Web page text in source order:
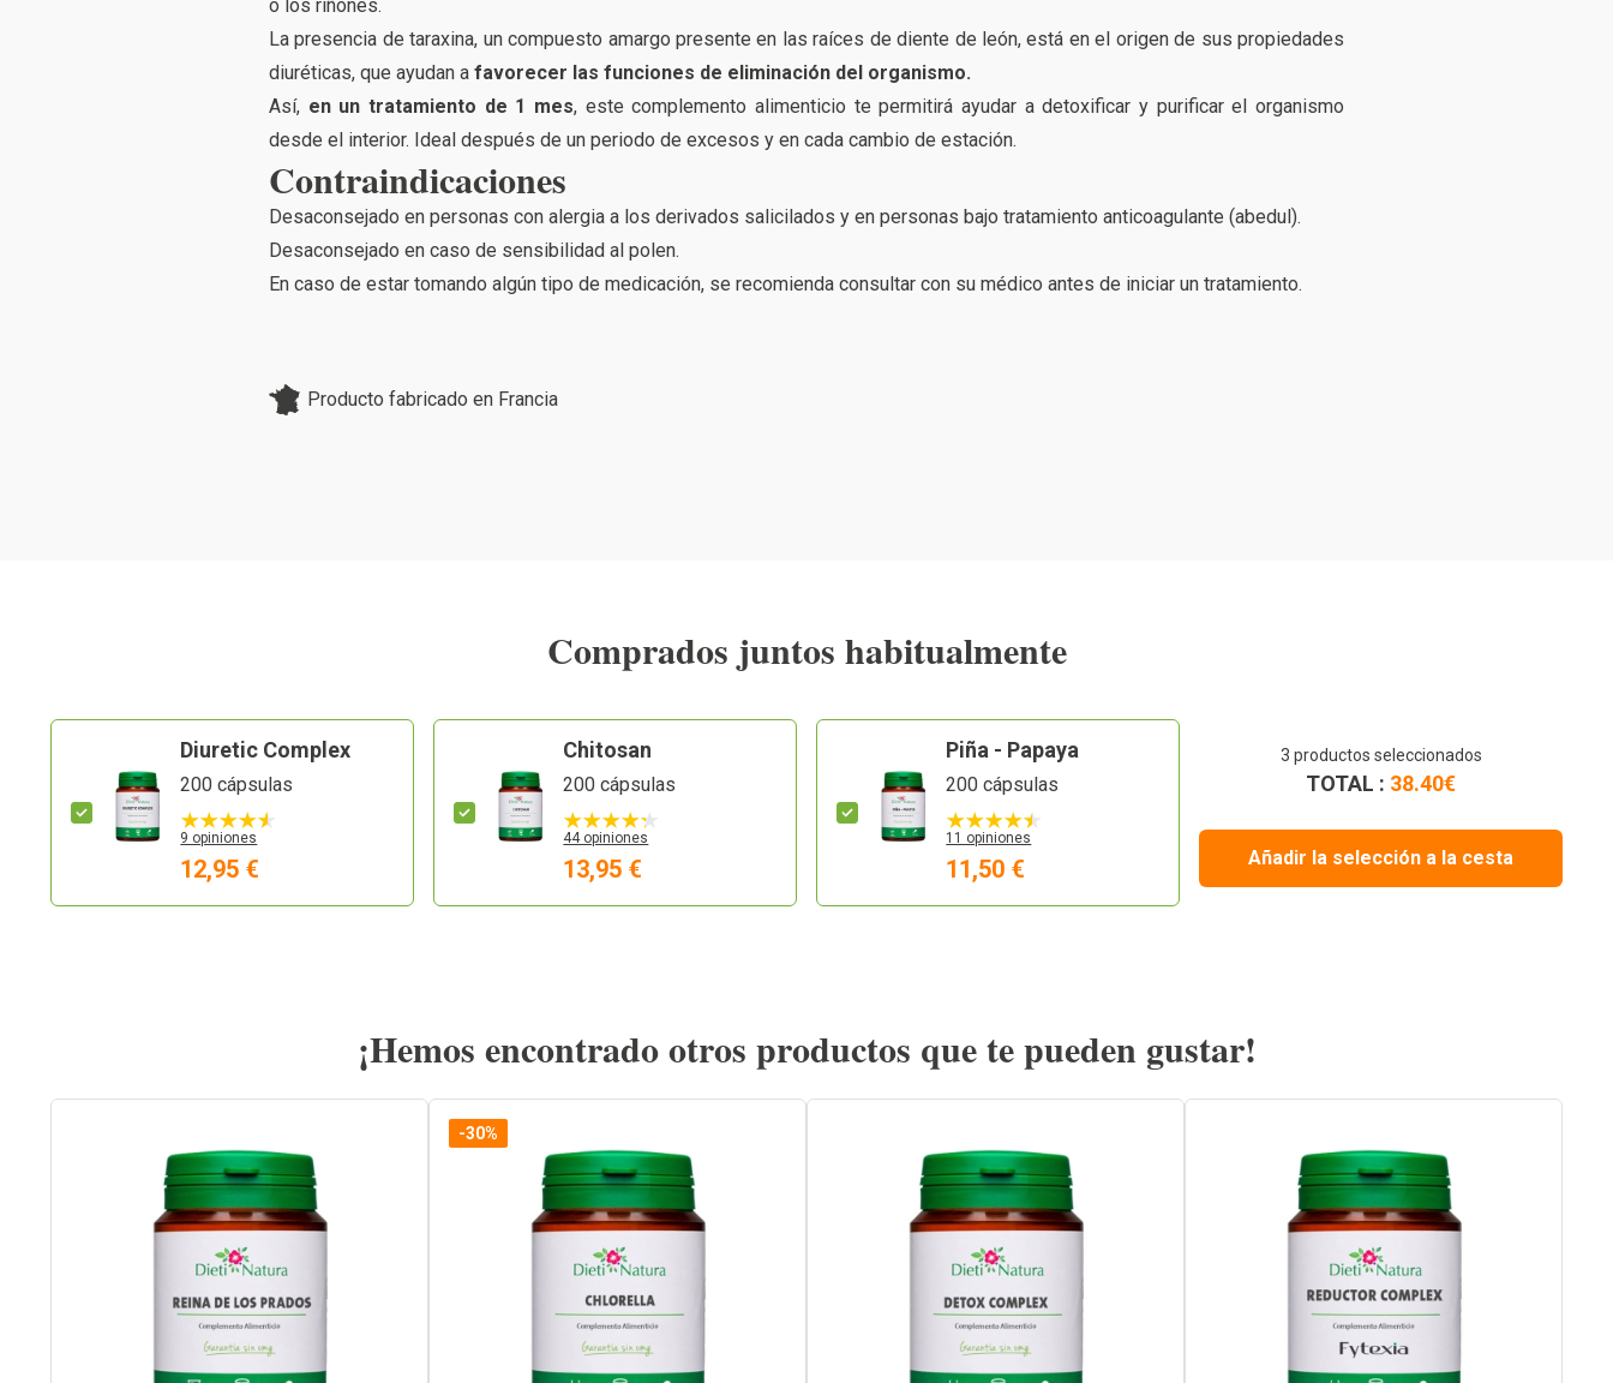
o los riñones.
La presencia de taraxina, un compuesto amargo presente en las raíces de diente de león, está en el origen de sus propiedades
diuréticas, que ayudan a favorecer las funciones de eliminación del organismo.
Así, en un tratamiento de 1 mes, este complemento alimenticio te permitirá ayudar a detoxificar y purificar el organismo
desde el interior. Ideal después de un periodo de excesos y en cada cambio de estación.
Contraindicaciones
Desaconsejado en personas con alergia a los derivados salicilados y en personas bajo tratamiento anticoagulante (abedul).
Desaconsejado en caso de sensibilidad al polen.
En caso de estar tomando algún tipo de medicación, se recomienda consultar con su médico antes de iniciar un tratamiento.
Producto fabricado en Francia
Comprados juntos habitualmente
Diuretic Complex
200 cápsulas
9 opiniones
12,95 €
Chitosan
200 cápsulas
44 opiniones
13,95 €
Piña - Papaya
200 cápsulas
11 opiniones
11,50 €
3 productos seleccionados
TOTAL : 38.40€
Añadir la selección a la cesta
¡Hemos encontrado otros productos que te pueden gustar!
-30%